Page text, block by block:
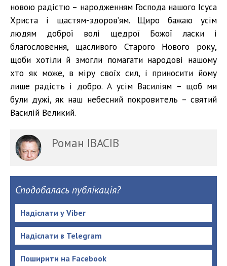
новою радістю – народженням Господа нашого Ісуса
Христа і щастям-здоров’ям. Щиро бажаю усім
людям доброї волі щедрої Божої ласки і
благословення, щасливого Старого Нового року,
щоби хотіли й змогли помагати народові нашому
хто як може, в міру своїх сил, і приносити йому
лише радість і добро. А усім Василіям – щоб ми
були дужі, як наш небесний покровитель – святий
Василій Великий.
Роман ІВАСІВ
Сподобалась публікація?
Надіслати у Viber
Надіслати в Telegram
Поширити на Facebook